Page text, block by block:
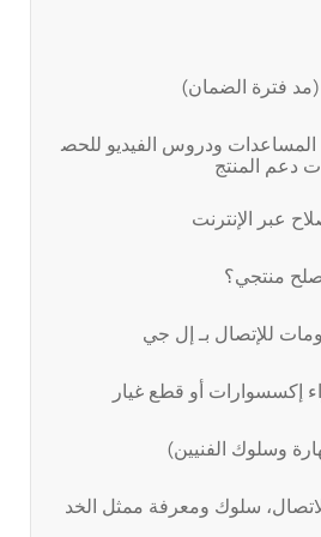
فترة الضمان)
ودروس الفيديو للحص
دعم المنتج
عبر الإنترنت
منتجي؟
للإتصال بـ إل جي
إكسسوارات أو قطع غيار
وسلوك الفنيين)
سلوك ومعرفة ممثل الخد